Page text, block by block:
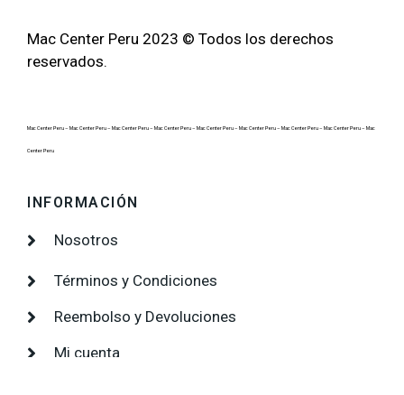
Mac Center Peru 2023 © Todos los derechos
reservados.
Mac Center Peru – Mac Center Peru – Mac Center Peru – Mac Center Peru – Mac Center Peru – Mac Center Peru – Mac Center Peru – Mac Center Peru – Mac
Center Peru
INFORMACIÓN
Nosotros
Términos y Condiciones
Reembolso y Devoluciones
Mi cuenta